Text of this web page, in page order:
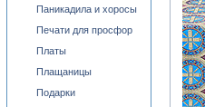
Паникадила и хоросы
Печати для просфор
Платы
Плащаницы
Подарки